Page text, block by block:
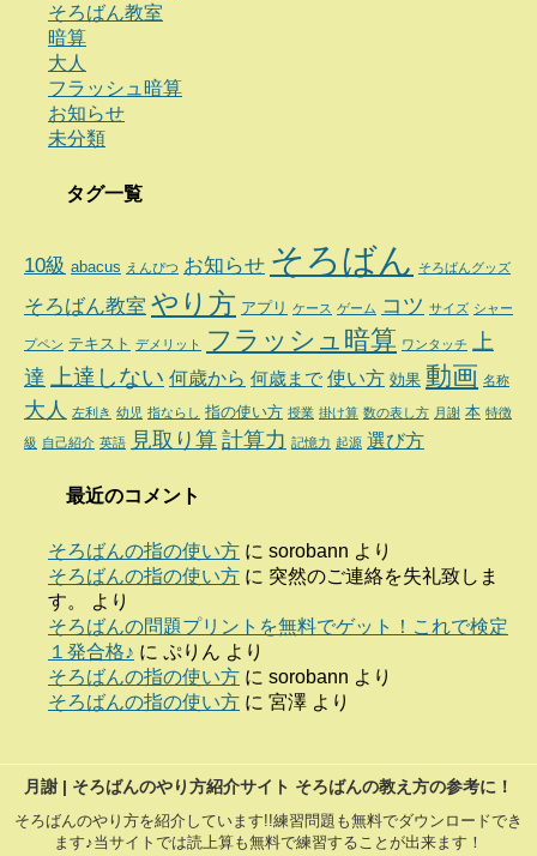
そろばん教室
暗算
大人
フラッシュ暗算
お知らせ
未分類
タグ一覧
10級 abacus えんぴつ お知らせ そろばん そろばんグッズ
そろばん教室 やり方 アプリ ケース ゲーム コツ サイズ シャー
プペン テキスト デメリット フラッシュ暗算 ワンタッチ
上
達
上達しない 何歳から 何歳まで 使い方 効果 動画 名称
大人 左利き 幼児 指ならし 指の使い方 授業 掛け算 数の表し方 月謝 本 特徴
級 自己紹介 英語 見取り算計算力 記憶力 起源 選び方
最近のコメント
そろばんの指の使い方 に sorobann より
そろばんの指の使い方 に 突然のご連絡を失礼致しま
す。
より
そろばんの問題プリントを無料でゲット！これで検定
１発合格♪ に ぷりん より
そろばんの指の使い方 に sorobann より
そろばんの指の使い方 に 宮澤 より
月謝 | そろばんのやり方紹介サイト そろばんの教え方の参考に！
そろばんのやり方を紹介しています!!練習問題も無料でダウンロードでき
ます♪当サイトでは読上算も無料で練習することが出来ます！